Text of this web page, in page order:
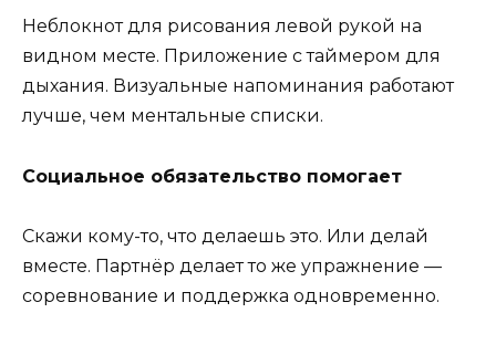
Неблокнот для рисования левой рукой на
видном месте. Приложение с таймером для
дыхания. Визуальные напоминания работают
лучше, чем ментальные списки.
Социальное обязательство помогает
Скажи кому-то, что делаешь это. Или делай
вместе. Партнёр делает то же упражнение —
соревнование и поддержка одновременно.